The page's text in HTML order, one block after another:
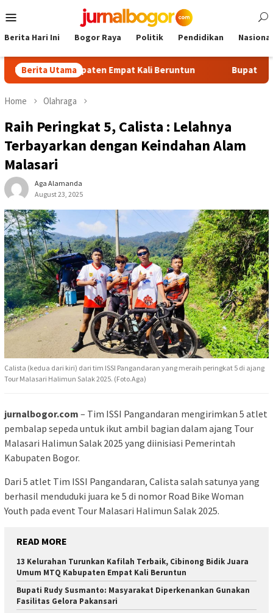
to
Menu
Berita Hari Ini Bogor Raya Politik Pendidikan Nasional
Berita Utama
Kabupaten Empat Kali Beruntun Bupati Rudy
Home Olahraga
Raih Peringkat 5, Calista : Lelahnya
Terbayarkan dengan Keindahan Alam
Malasari
Aga Alamanda
August 23, 2025
Calista (kedua dari kiri) dari tim ISSI Pangandaran yang meraih peringkat 5 di ajang
Tour Malasari Halimun Salak 2025. (Foto.Aga)
jurnalbogor.com – Tim ISSI Pangandaran mengirimkan 5 atlet
pembalap sepeda untuk ikut ambil bagian dalam ajang Tour
Malasari Halimun Salak 2025 yang diinisiasi Pemerintah
Kabupaten Bogor.
Dari 5 atlet Tim ISSI Pangandaran, Calista salah satunya yang
berhasil menduduki juara ke 5 di nomor Road Bike Woman
Youth pada event Tour Malasari Halimun Salak 2025.
READ MORE
13 Kelurahan Turunkan Kafilah Terbaik, Cibinong Bidik Juara
Umum MTQ Kabupaten Empat Kali Beruntun
Bupati Rudy Susmanto: Masyarakat Diperkenankan Gunakan
Fasilitas Gelora Pakansari